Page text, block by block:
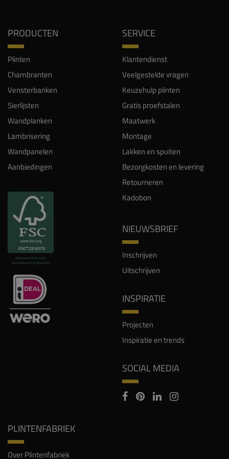
PRODUCTEN
Plinten
Chambranten
Vensterbanken
Sierlijsten
Wandplanken
Lambrisering
Wandpanelen
Aanbiedingen
SERVICE
Klantendienst
Veelgestelde vragen
Keuzehulp plinten
Gratis proefstalen
Maatwerk
Montage
Lakken en spuiten
Bezorgkosten en levering
Retourneren
Kadobon
NIEUWSBRIEF
Inschrijven
Uitschrijven
INSPIRATIE
Projecten
Inspiratie en trends
SOCIAL MEDIA
PLINTENFABRIEK
Over Plintenfabriek